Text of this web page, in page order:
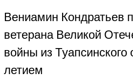
Вениамин Кондратьев
ветерана Великой
войны из Туапсинского
летием